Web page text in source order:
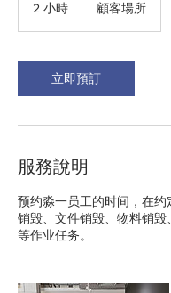
2 小時 顧客場所
立即預訂
服務說明
预约淼一员工的时间，在约
销毁、文件销毁、物料销毁
等作业任务。